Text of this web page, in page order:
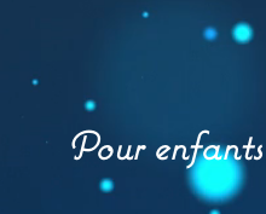
Pour enfants